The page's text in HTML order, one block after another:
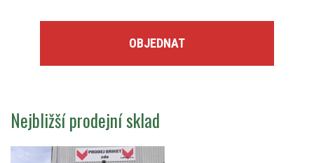
OBJEDNAT
Nejbližší prodejní sklad